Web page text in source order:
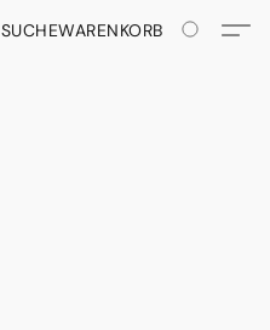
SUCHEWARENKORB